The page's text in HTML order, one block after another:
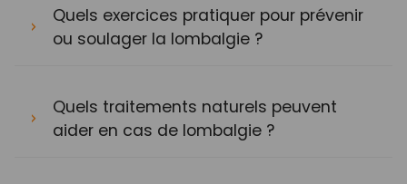
Quels exercices pratiquer pour prévenir
ou soulager la lombalgie ?
Quels traitements naturels peuvent
aider en cas de lombalgie ?